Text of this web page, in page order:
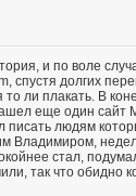
и по воле
спустя долгих
то ли плакать. В
еще один
писать людям
Владимиром,
стал,
так что обидно